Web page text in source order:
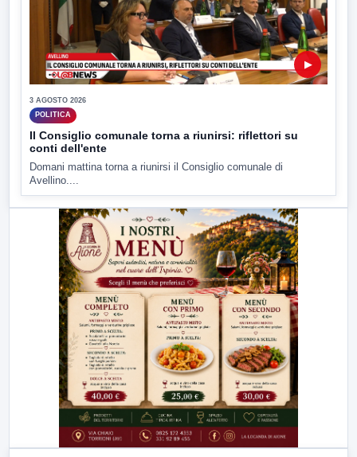
▶
3 AGOSTO 2026
POLITICA
Il Consiglio comunale torna a riunirsi: riflettori su
conti dell'ente
Domani mattina torna a riunirsi il Consiglio comunale di
Avellino....